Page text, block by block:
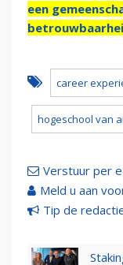
een
career
hogeschool van
Verstuur per
Meld u aan
Tip de